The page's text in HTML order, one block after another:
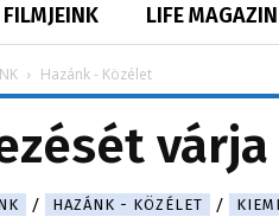
LIFE MAGAZIN
Hazánk - Közélet
HAZÁNK - KÖZÉLET